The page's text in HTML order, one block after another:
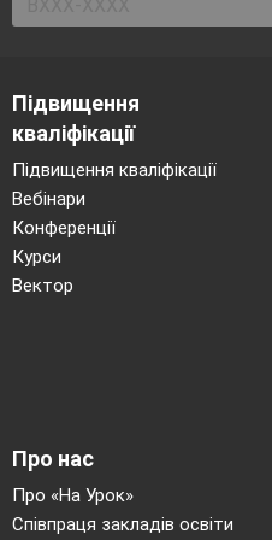
геометрії. Ми
шлях був цікавим ми
робити коротенькі
цікавинки.
Тому
математичного
Актуалізація знань.
Підвищення
кваліфікації
Підвищення кваліфікації
Вебінари
Конференції
Курси
Вектор
Про нас
Про «На Урок»
Співпраця закладів освіти